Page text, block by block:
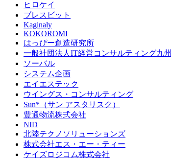
ヒロケイ
ブレスビット
Kaginaly
KOKOROMI
はっぴー創造研究所
一般社団法人IT経営コンサルティング九州
ソーバル
システム企画
エイエステック
ウイングス・コンサルティング
Sun*（サン アスタリスク）
豊通物流株式会社
NID
北陸テクノソリューションズ
株式会社エス・エー・ティー
ケイズロジコム株式会社